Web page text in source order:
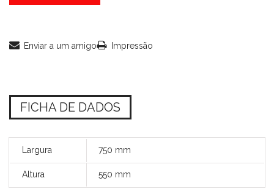
Enviar a um amigo Impressão
FICHA DE DADOS
Largura 750 mm
Altura 550 mm